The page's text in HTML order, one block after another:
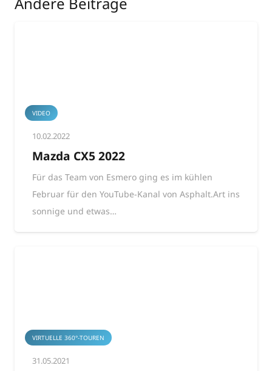
VIDEO
10.02.2022
Mazda CX5 2022
Für das Team von Esmero ging es im kühlen
Februar für den YouTube-Kanal von Asphalt.Art ins
sonnige und etwas…
VIRTUELLE 360°-TOUREN
31.05.2021